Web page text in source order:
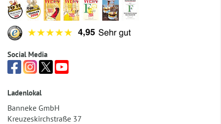
Social Media
Ladenlokal
Banneke GmbH
Kreuzeskirchstraße 37